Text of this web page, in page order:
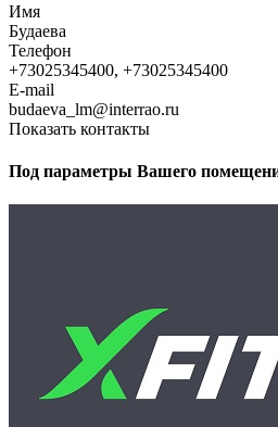
Имя
Будаева
Телефон
+73025345400, +73025345400
E-mail
budaeva_lm@interrao.ru
Показать контакты
Под параметры Вашего